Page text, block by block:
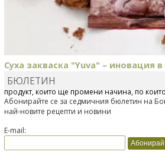
Суха закваска "Yuva" – иновация
Отскоро Лесафр България стартира
продукт, който ще промени начина, по
БЮЛЕТИН
Абонирайте се за седмичния бюлетин на
най-новите рецепти и новини
E-mail: